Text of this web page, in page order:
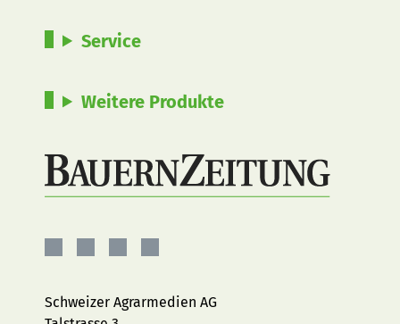
Service
Weitere Produkte
Facebook
Instagram
YouTubeLinkedIn
Schweizer Agrarmedien AG